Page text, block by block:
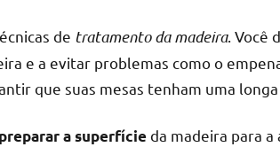
mesas
de
tampinhas
de tratamento da madeira. Você
e a evitar problemas como o
que suas mesas tenham uma
preparar a superfícieda madeira para a